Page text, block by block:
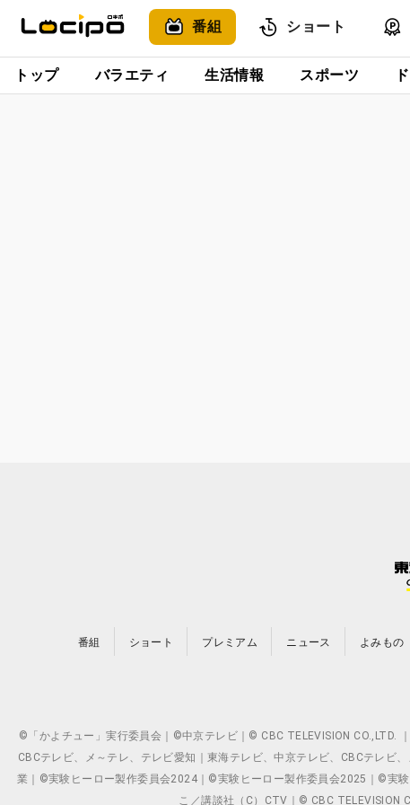
番組 ショート
トップ バラエティ 生活情報 スポーツ
番組 ショート プレミアム ニュース よみもの
©「かよチュー」実行委員会｜©中京テレビ｜© CBC TELEVISION
CBCテレビ、メ～テレ、テレビ愛知｜東海テレビ、中京テレビ、CBCテレ
業｜©実験ヒーロー製作委員会2024｜©実験ヒーロー製作委員会2025｜©実
こ／講談社（C）CTV｜© CBC TELEVISION